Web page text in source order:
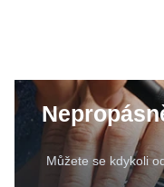
Můžete se kdykoli